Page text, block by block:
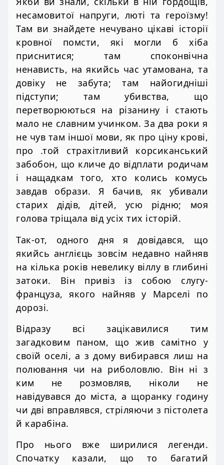
несамовитої напруги, люті та героїзму!
Там ви знайдете нечувано цікаві історії
кровної помсти, які могли б хіба
приснитися; там споконвічна
ненависть, на якийсь час утамована, та
довіку не забута; там найогидніші
підступи; там убивства, що
перетворюються на різанину і стають
мало не славним учинком. За два роки я
не чув там іншої мови, як про ціну крові,
про .той страхітливий корсиканський
забобон, що кличе до відплати родичам
і нащадкам того, хто колись комусь
завдав образи. Я бачив, як убивали
старих дідів, дітей, усю рідню; моя
голова тріщала від усіх тих історій.
Так-от, одного дня я довідався, що
якийсь англієць зовсім недавно найняв
на кілька років невелику віллу в глибині
затоки. Він привіз із собою слугу-
француза, якого найняв у Марселі по
дорозі.
Відразу всі зацікавилися тим
загадковим паном, що жив самітно у
своїй оселі, а з дому вибирався лиш на
полювання чи на риболовлю. Він ні з
ким не розмовляв, ніколи не
навідувався до міста, а щоранку годину
чи дві вправлявся, стріляючи з пістолета
й карабіна.
Про нього вже ширилися легенди.
Спочатку казали, що то багатий